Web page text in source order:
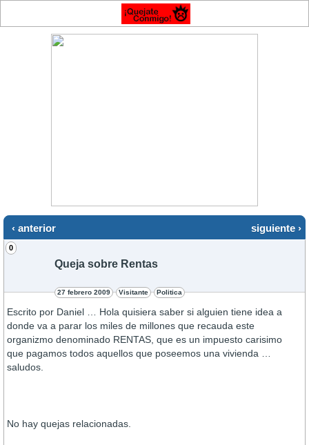
‹ anterior siguiente ›
0
Queja sobre Rentas
27 febrero 2009 Visitante Politica
Escrito por Daniel … Hola quisiera saber si alguien tiene idea a
donde va a parar los miles de millones que recauda este
organizmo denominado RENTAS, que es un impuesto carisimo
que pagamos todos aquellos que poseemos una vivienda …
saludos.
No hay quejas relacionadas.